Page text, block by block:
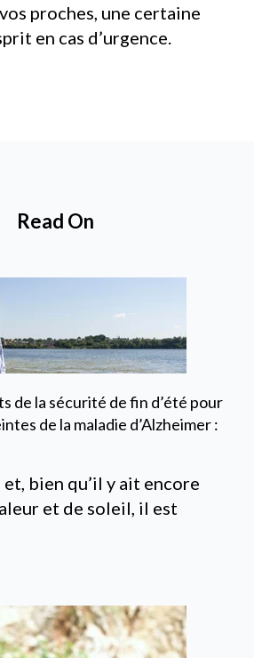
proches, une certaine
en cas d’urgence.
Read On
de la sécurité de fin d’été pour
de la maladie d’Alzheimer :
et, bien qu’il y ait encore
et de soleil, il est